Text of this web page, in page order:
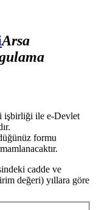
Arsa
işbirliği ile e-Devlet
formu
cadde ve
değeri) yıllara göre